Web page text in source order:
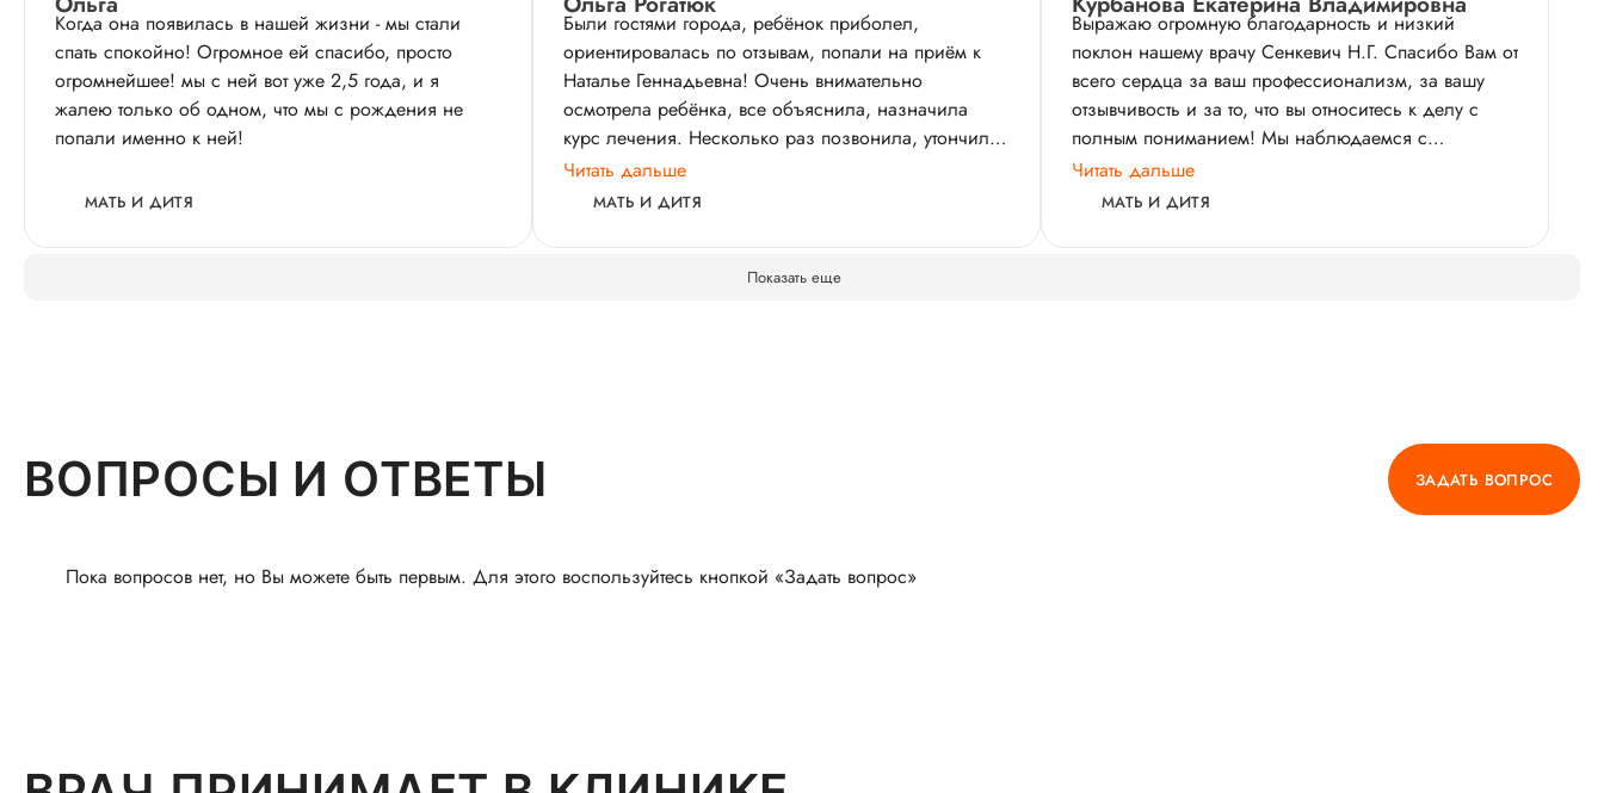
ГОРЯЧАЯ ЛИНИЯ КАЧЕСТВА
Когда она появилась в нашей жизни - мы стали
спать спокойно! Огромное ей спасибо, просто
огромнейшее! мы с ней вот уже 2,5 года, и я
жалею только об одном, что мы с рождения не
попали именно к ней!
МАТЬ И ДИТЯ
Были гостями города, ребёнок приболел,
ориентировалась по отзывам, попали на приём к
Наталье Геннадьевна! Очень внимательно
осмотрела ребёнка, все объяснила, назначила
курс лечения. Несколько раз позвонила, утончила
самочувствие, видно что доктор профессионал с
большой буквы! Очень порадовала обратная связь,
Удачи Вам!
Читать дальше
МАТЬ И ДИТЯ
Выражаю огромную благодарность и низкий
поклон нашему врачу Сенкевич Н.Г. Спасибо Вам от
всего сердца за ваш профессионализм, за вашу
отзывчивость и за то, что вы относитесь к делу с
полным пониманием! Мы наблюдаемся с
рождения уже 4ый год и за это время Наталья
Геннадьевна всегда оказывает своевременную
Читать дальше
МАТЬ И ДИТЯ
Показать еще
ВОПРОСЫ И ОТВЕТЫ ЗАДАТЬ ВОПРОС
Пока вопросов нет, но Вы можете быть первым. Для этого воспользуйтесь кнопкой «Задать вопрос»